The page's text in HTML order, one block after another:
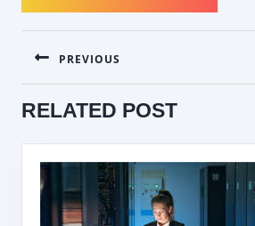
NAVIGATION
DE
L’ARTICLE
PREVIOUS
post:
RELATED POST